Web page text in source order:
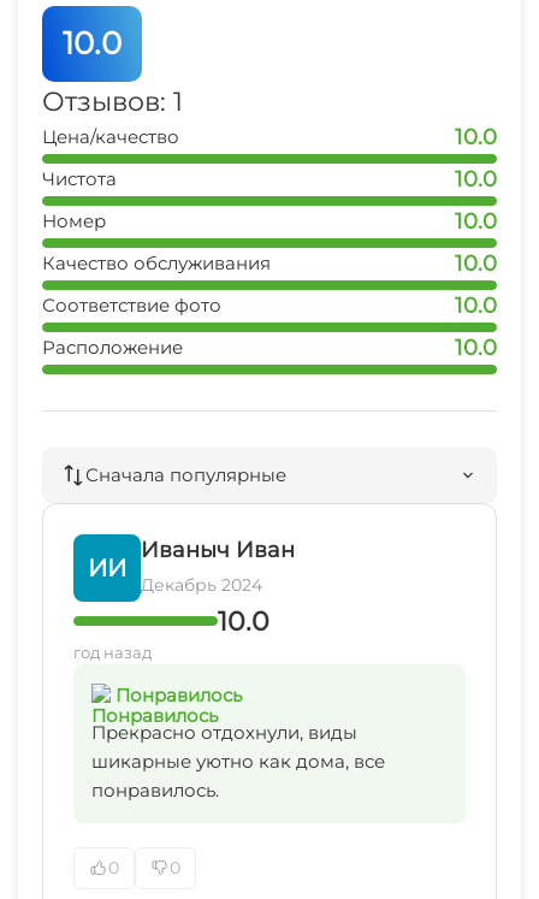
10.0
Отзывов: 1
Цена/качество 10.0
Чистота 10.0
Номер 10.0
Качество обслуживания 10.0
Соответствие фото 10.0
Расположение 10.0
Сначала популярные
ИИ
Иваныч Иван
Декабрь 2024
10.0
год назад
Понравилось
Прекрасно отдохнули, виды
шикарные уютно как дома, все
понравилось.
0 0